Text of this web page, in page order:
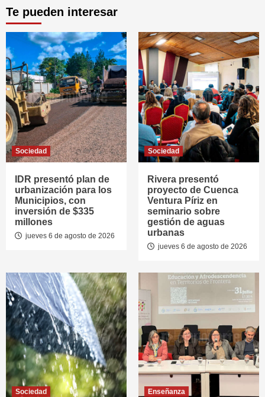
Te pueden interesar
Sociedad
IDR presentó plan de
urbanización para los
Municipios, con
inversión de $335
millones
jueves 6 de agosto de 2026
Sociedad
Rivera presentó
proyecto de Cuenca
Ventura Píriz en
seminario sobre
gestión de aguas
urbanas
jueves 6 de agosto de 2026
Sociedad Enseñanza